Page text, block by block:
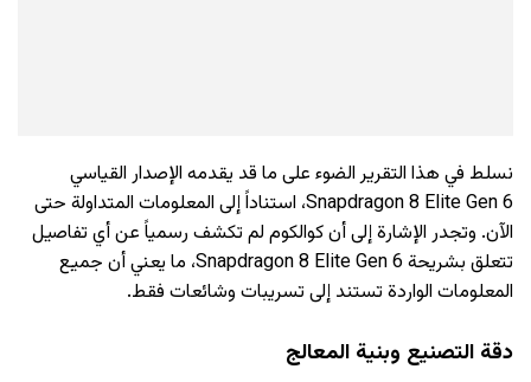
نسلط في هذا التقرير الضوء على ما قد يقدمه الإصدار القياسي
Snapdragon 8 Elite Gen 6، استناداً إلى المعلومات المتداولة حتى
الآن. وتجدر الإشارة إلى أن كوالكوم لم تكشف رسمياً عن أي تفاصيل
تتعلق بشريحة Snapdragon 8 Elite Gen 6، ما يعني أن جميع
المعلومات الواردة تستند إلى تسريبات وشائعات فقط.
دقة التصنيع وبنية المعالج